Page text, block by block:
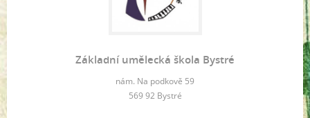
Základní umělecká škola Bystré
nám. Na podkově 59
569 92 Bystré